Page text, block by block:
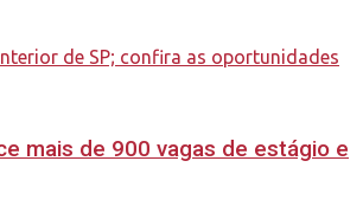
mais de 900 vagas de estágio e